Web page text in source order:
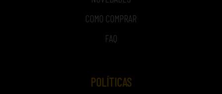
COMO COMPRAR
FAQ
POLÍTICAS